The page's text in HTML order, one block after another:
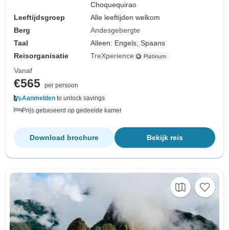
Choquequirao
Leeftijdsgroep
Alle leeftijden welkom
Berg
Andesgebergte
Taal
Alleen: Engels, Spaans
Reisorganisatie
TreXperience
Vanaf
€565 per persoon
Aanmelden to unlock savings
Prijs gebaseerd op gedeelde kamer
Bekijk reis
Download brochure